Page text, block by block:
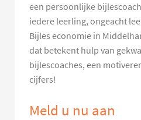
een persoonlijke
iedere leerling, ongeacht
Bijles economie in
dat betekent hulp van
bijlescoaches, een
cijfers!
Meld u nu aan